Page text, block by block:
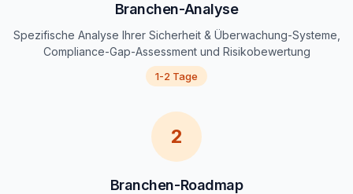
Branchen-Analyse
Spezifische Analyse Ihrer Sicherheit & Überwachung-Systeme,
Compliance-Gap-Assessment und Risikobewertung
1-2 Tage
2
Branchen-Roadmap